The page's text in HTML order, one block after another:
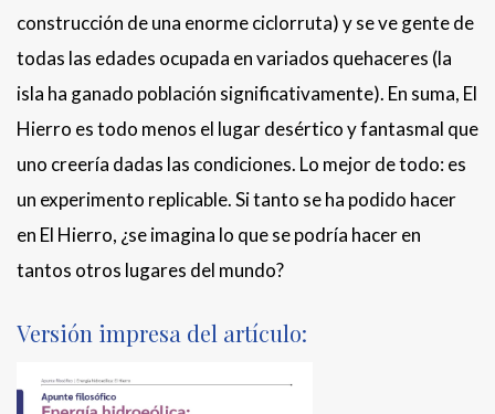
construcción de una enorme ciclorruta) y se ve gente de
todas las edades ocupada en variados quehaceres (la
isla ha ganado población significativamente). En suma, El
Hierro es todo menos el lugar desértico y fantasmal que
uno creería dadas las condiciones. Lo mejor de todo: es
un experimento replicable. Si tanto se ha podido hacer
en El Hierro, ¿se imagina lo que se podría hacer en
tantos otros lugares del mundo?
Versión impresa del artículo: